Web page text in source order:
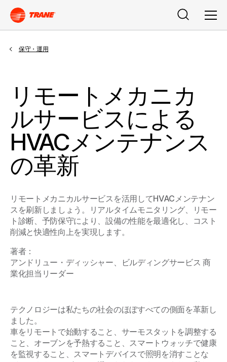
検索 メ
保守・運用
リモートメカニカ
ルサービスによる
HVACメンテナンス
の革新
リモートメカニカルサービスを活用してHVACメンテナン
スを刷新しましょう。リアルタイムモニタリング、リモー
ト診断、予防保守により、設備の性能を最適化し、コスト
削減と快適性向上を実現します。
著者：
アンドリュー・ディッシャー、ビルディングサービス 商
業化担当リーダー
テクノロジーは私たちの社会のほぼすべての側面を革新し
ました。
車をリモートで始動すること、サーモスタットを調整する
こと、オーブンを予熱すること、スマートウォッチで健康
を監視すること、スマートデバイスで照明を消すことな